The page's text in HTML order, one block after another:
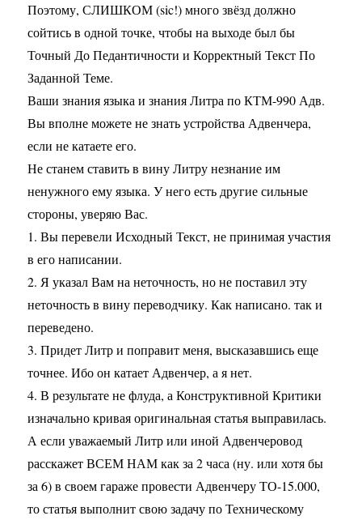
Поэтому, СЛИШКОМ (sic!) много звёзд должно
сойтись в одной точке, чтобы на выходе был бы
Точный До Педантичности и Корректный Текст По
Заданной Теме.
Ваши знания языка и знания Литра по КТМ-990 Адв.
Вы вполне можете не знать устройства Адвенчера,
если не катаете его.
Не станем ставить в вину Литру незнание им
ненужного ему языка. У него есть другие сильные
стороны, уверяю Вас.
1. Вы перевели Исходный Текст, не принимая участия
в его написании.
2. Я указал Вам на неточность, но не поставил эту
неточность в вину переводчику. Как написано. так и
переведено.
3. Придет Литр и поправит меня, высказавшись еще
точнее. Ибо он катает Адвенчер, а я нет.
4. В результате не флуда, а Конструктивной Критики
изначально кривая оригинальная статья выправилась.
А если уважаемый Литр или иной Адвенчеровод
расскажет ВСЕМ НАМ как за 2 часа (ну. или хотя бы
за 6) в своем гараже провести Адвенчеру ТО-15.000,
то статья выполнит свою задачу по Техническому